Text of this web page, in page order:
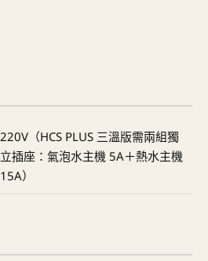
220V（HCS PLUS 三溫版需兩組獨
立插座：氣泡水主機 5A＋熱水主機
15A）